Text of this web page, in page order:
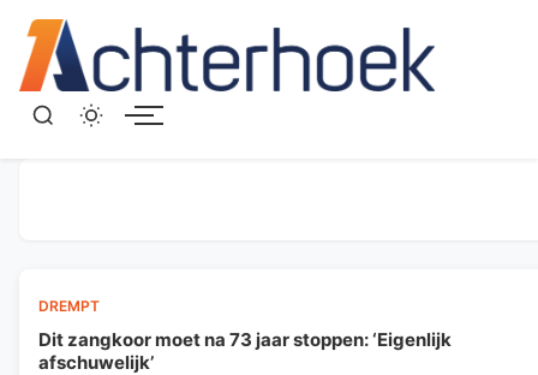
DREMPT
Dit zangkoor moet na 73 jaar stoppen: ‘Eigenlijk
afschuwelijk’